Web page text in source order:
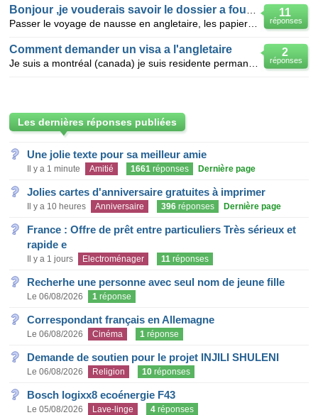
11
réponses
2
réponses
Comment demander un visa a l'angletaire
Les dernières réponses publiées
Une jolie texte pour sa meilleur amie
Il y a 1 minute Amitié 1661 réponses Dernière page
Jolies cartes d'anniversaire gratuites à imprimer
Il y a 10 heures Anniversaire 396 réponses Dernière page
France : Offre de prêt entre particuliers Très sérieux et
rapide e
Il y a 1 jours Electroménager 11 réponses
Recherhe une personne avec seul nom de jeune fille
Le 06/08/2026 1 réponse
Correspondant français en Allemagne
Le 06/08/2026 Cinéma 1 réponse
Demande de soutien pour le projet INJILI SHULENI
Le 06/08/2026 Religion 10 réponses
Bosch logixx8 ecoénergie F43
Le 05/08/2026 Lave-linge 4 réponses